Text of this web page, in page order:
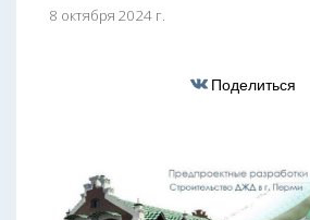
8 октября 2024 г.
Поделиться